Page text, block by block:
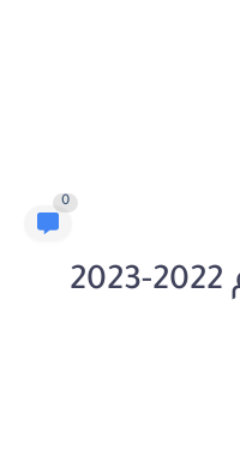
0
نتائج مباراة التعليم 2022-2023